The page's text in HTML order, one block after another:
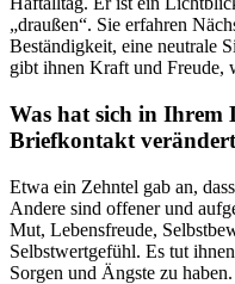
„draußen“. Sie erfahren
Beständigkeit, eine neutrale
gibt ihnen Kraft und Freude,
Was hat sich in Ihrem
Briefkontakt
Etwa ein Zehntel gab an,
Andere sind offener und
Mut, Lebensfreude,
Selbstwertgefühl. Es tut
Sorgen und Ängste zu